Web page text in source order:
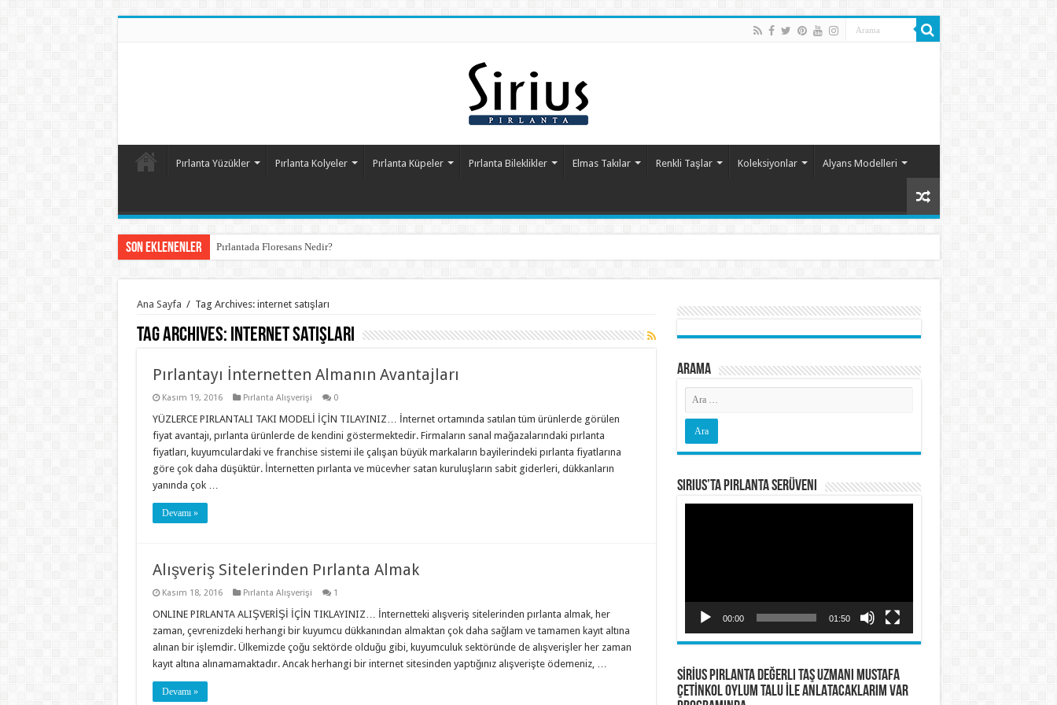
Pırlanta Yüzükler Pırlanta Kolyeler Pırlanta Küpeler Pırlanta Bileklikler Elmas Takılar Renkli Taşlar Koleksiyonlar Alyans Modelleri
Son Eklenenler Pırlantada Floresans Nedir?
Ana Sayfa / Tag Archives: internet satışları
Tag Archives: internet satışları
Pırlantayı İnternetten Almanın Avantajları
Kasım 19, 2016 Pırlanta Alışverişi 0
YÜZLERCE PIRLANTALI TAKI MODELİ İÇİN TILAYINIZ… İnternet ortamında satılan tüm ürünlerde görülen
fiyat avantajı, pırlanta ürünlerde de kendini göstermektedir. Firmaların sanal mağazalarındaki pırlanta
fiyatları, kuyumculardaki ve franchise sistemi ile çalışan büyük markaların bayilerindeki pırlanta fiyatlarına
göre çok daha düşüktür. İnternetten pırlanta ve mücevher satan kuruluşların sabit giderleri, dükkanların
yanında çok …
Devamı »
Alışveriş Sitelerinden Pırlanta Almak
Kasım 18, 2016 Pırlanta Alışverişi 1
ONLINE PIRLANTA ALIŞVERİŞİ İÇİN TIKLAYINIZ… İnternetteki alışveriş sitelerinden pırlanta almak, her
zaman, çevrenizdeki herhangi bir kuyumcu dükkanından almaktan çok daha sağlam ve tamamen kayıt altına
alınan bir işlemdir. Ülkemizde çoğu sektörde olduğu gibi, kuyumculuk sektöründe de alışverişler her zaman
kayıt altına alınamamaktadır. Ancak herhangi bir internet sitesinden yaptığınız alışverişte ödemeniz, …
Devamı »
Arama
Sirius’ta Pırlanta Serüveni
00:00 01:50
SİRİUS PIRLANTA Değerli Taş Uzmanı Mustafa
ÇETİNKOL OYLUM TALU İLE ANLATACAKLARIM VAR